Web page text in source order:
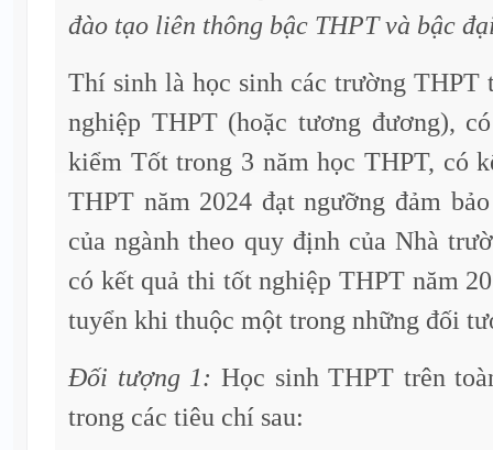
đào tạo liên thông bậc THPT và bậc
Thí sinh là học sinh các trường THPT
nghiệp THPT (hoặc tương đương),
kiểm Tốt trong 3 năm học THPT, có
THPT năm 2024 đạt ngưỡng đảm
của ngành theo quy định của Nhà
có kết quả thi tốt nghiệp THPT năm
tuyển khi thuộc một trong những đối
Đối tượng 1: Học sinh THPT trên
trong các tiêu chí sau: